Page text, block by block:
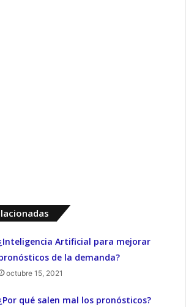
Artificial para mejorar
de la demanda?
octubre 15, 2021
qué salen mal los pronósticos?